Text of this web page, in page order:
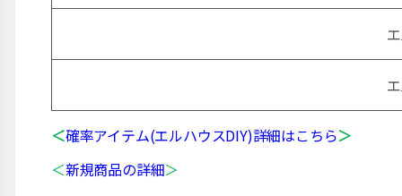
＜確率アイテム(エルハウスDIY)詳細はこちら＞
＜新規商品の詳細＞